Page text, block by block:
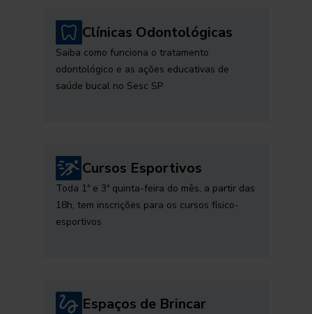
Clínicas Odontológicas
Saiba como funciona o tratamento
odontológico e as ações educativas de
saúde bucal no Sesc SP
Cursos Esportivos
Toda 1ª e 3ª quinta-feira do mês, a partir das
18h, tem inscrições para os cursos físico-
esportivos
Espaços de Brincar